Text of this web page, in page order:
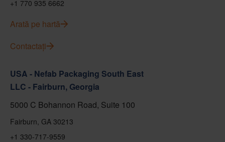
+1 770 935 6662
Arată pe hartă
Contactați
USA - Nefab Packaging South East
LLC - Fairburn, Georgia
5000 C Bohannon Road, Suite 100
Fairburn, GA 30213
+1 330-717-9559